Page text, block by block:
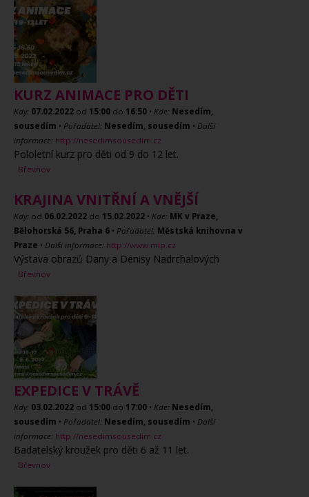
KURZ ANIMACE PRO DĚTI
Kdy: 07.02.2022 od 15:00 do 16:50 • Kde: Nesedím,
sousedím • Pořadatel: Nesedím, sousedím • Další
informace: http://nesedimsousedim.cz
Pololetní kurz pro děti od 9 do 12 let.
Břevnov
KRAJINA VNITŘNÍ A VNĚJŠÍ
Kdy: od 06.02.2022 do 15.02.2022 • Kde: MK v Praze,
Bělohorská 56, Praha 6 • Pořadatel: Městská knihovna v
Praze • Další informace: http://www.mlp.cz
Výstava obrazů Dany a Denisy Nadrchalových
Břevnov
EXPEDICE V TRÁVĚ
Kdy: 03.02.2022 od 15:00 do 17:00 • Kde: Nesedím,
sousedím • Pořadatel: Nesedím, sousedím • Další
informace: http://nesedimsousedim.cz
Badatelský kroužek pro děti 6 až 11 let.
Břevnov